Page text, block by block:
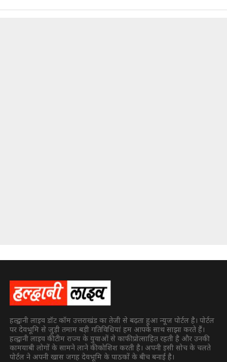
हल्द्वानी लाइव डॉट कॉम उत्तराखंड का तेजी से बढ़ता हुआ न्यूज पोर्टल है। पोर्टल
पर देवभूमि से जुड़ी तमाम बड़ी गतिविधियां हम आपके साथ साझा करते हैं।
हल्द्वानी लाइव की टीम राज्य के युवाओं से काफी प्रोत्साहित रहती है और उनकी
कामयाबी लोगों के सामने लाने की कोशिश करती है। अपनी इसी सोच के चलते
पोर्टल ने अपनी खास जगह देवभूमि के पाठकों के बीच बनाई है।